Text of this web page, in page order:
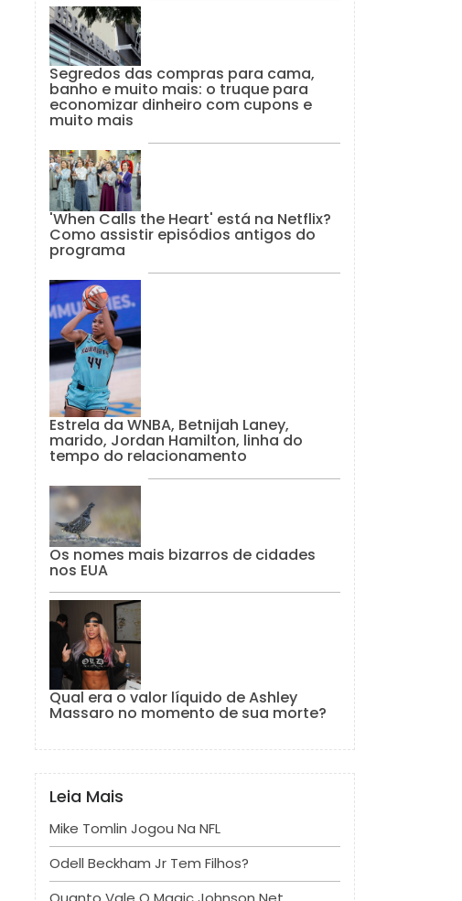
Segredos das compras para cama,
banho e muito mais: o truque para
economizar dinheiro com cupons e
muito mais
'When Calls the Heart' está na Netflix?
Como assistir episódios antigos do
programa
Estrela da WNBA, Betnijah Laney,
marido, Jordan Hamilton, linha do
tempo do relacionamento
Os nomes mais bizarros de cidades
nos EUA
Qual era o valor líquido de Ashley
Massaro no momento de sua morte?
Leia Mais
Mike Tomlin Jogou Na NFL
Odell Beckham Jr Tem Filhos?